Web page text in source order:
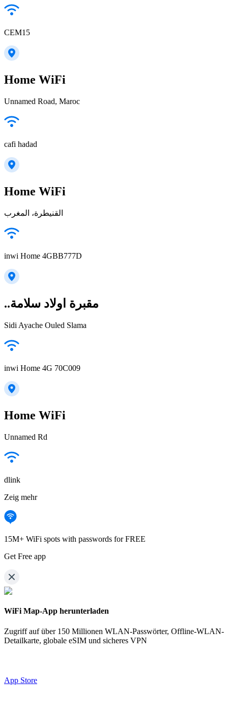
CEM15
Home WiFi
Unnamed Road, Maroc
cafi hadad
Home WiFi
القنيطرة، المغرب
inwi Home 4GBB777D
..مقبرة اولاد سلامة
Sidi Ayache Ouled Slama
inwi Home 4G 70C009
Home WiFi
Unnamed Rd
dlink
Zeig mehr
15M+ WiFi spots with passwords for FREE
Get Free app
WiFi Map-App herunterladen
Zugriff auf über 150 Millionen WLAN-Passwörter, Offline-WLAN-
Detailkarte, globale eSIM und sicheres VPN
App Store